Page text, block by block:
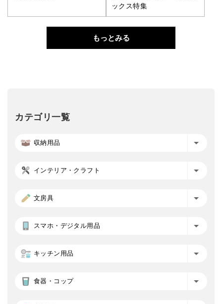
ックス特集
もっとみる
カテゴリ一覧
収納用品
インテリア・クラフト
文房具
スマホ・デジタル用品
キッチン用品
食器・コップ